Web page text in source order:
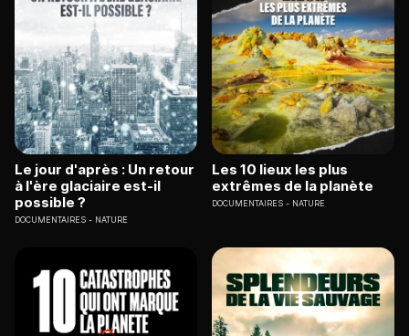
Le jour d'après : Un retour
à l'ère glaciaire est-il
possible ?
DOCUMENTAIRES NATURE
Les 10 lieux les plus
extrêmes de la planète
DOCUMENTAIRES NATURE